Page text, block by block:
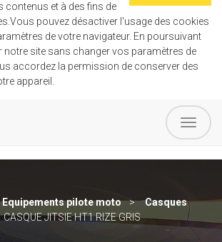
contenus et à des fins de
pouvez désactiver l'usage des cookies
de votre navigateur. En poursuivant
notre site sans changer vos paramètres de
accordez la permission de conserver des
appareil.
Equipements pilote moto
Casques
CASQUE JITSIE HT1 RIZE GRIS